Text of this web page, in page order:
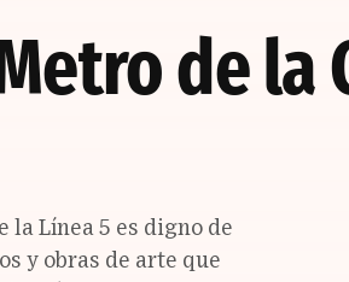
de la
la Línea 5 es digno de
y obras de arte que